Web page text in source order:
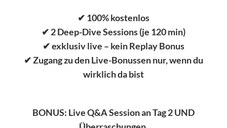
✔ 100% kostenlos
✔ 2 Deep-Dive Sessions (je 120 min)
✔ exklusiv live – kein Replay Bonus
✔ Zugang zu den Live-Bonussen nur, wenn du
wirklich da bist
BONUS: Live Q&A Session an Tag 2 UND